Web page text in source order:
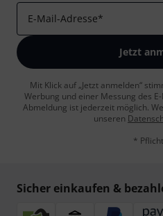
E-Mail-Adresse*
Jetzt
Mit Klick auf „Jetzt anmelden“
Werbung und einer Messung des
Abmeldung ist jederzeit möglich.
unseren
*
Sicher einkaufen &